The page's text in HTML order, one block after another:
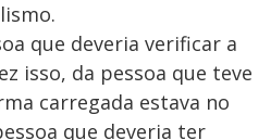
que deveria verificar a
isso, da pessoa que teve
carregada estava no
que deveria ter